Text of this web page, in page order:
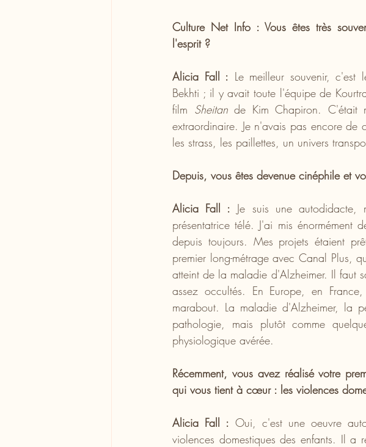
Culture Net Info : Vous êtes très
l'esprit ?
Alicia Fall : Le meilleur souvenir, c'est
Bekhti ; il y avait toute l'équipe de
film Sheitan de Kim Chapiron. C'était
extraordinaire. Je n'avais pas encore de
les strass, les paillettes, un univers
Depuis, vous êtes devenue cinéphile et
Alicia Fall : Je suis une
présentatrice télé. J'ai mis
depuis toujours. Mes projets étaient
premier long-métrage avec Canal Plus,
atteint de la maladie d'Alzheimer. Il faut
assez occultés. En Europe, en
marabout. La maladie d'Alzheimer, la
pathologie, mais plutôt comme
physiologique avérée.
Récemment, vous avez réalisé votre
qui vous tient à cœur : les violences
Alicia Fall : Oui, c'est une oeuvre
violences domestiques des enfants. Il